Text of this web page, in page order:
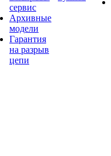
сервис
Архивные
модели
Гарантия
на разрыв
цепи